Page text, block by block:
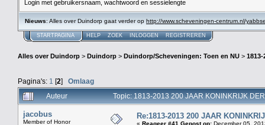
Login met gebruikersnaam, wachtwoord en sessielengte
Nieuws: Alles over Duindorp gaat verder op http://www.scheveningen-centrum.nl/
STARTPAGINA HELP ZOEK INLOGGEN REGISTREREN
Alles over Duindorp > Duindorp > Duindorp/Scheveningen: Toen en NU > 1813-
Pagina's: 1 [2] Omlaag
Auteur
Topic: 1813-2013 200 JAAR KONINKRIJK
jacobus
Member of Honor
Re:1813-2013 200 JAAR
« Reageer #41 Gepost op: December 05,